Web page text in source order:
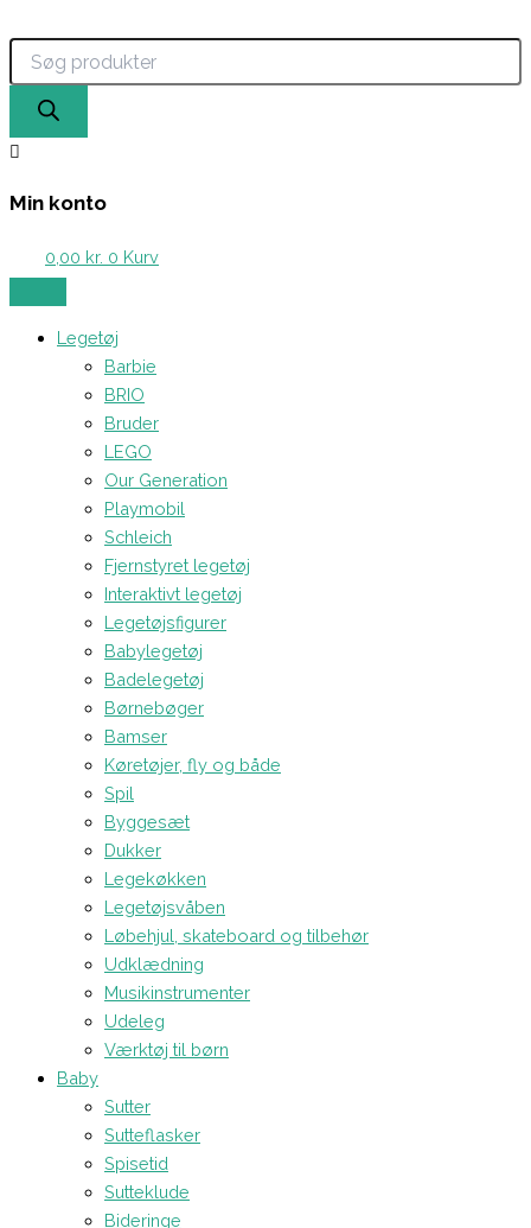
til
indholdet
search
Min konto
0,00 kr. 0 Kurv
Legetøj
Barbie
BRIO
Bruder
LEGO
Our Generation
Playmobil
Schleich
Fjernstyret legetøj
Interaktivt legetøj
Legetøjsfigurer
Babylegetøj
Badelegetøj
Børnebøger
Bamser
Køretøjer, fly og både
Spil
Byggesæt
Dukker
Legekøkken
Legetøjsvåben
Løbehjul, skateboard og tilbehør
Udklædning
Musikinstrumenter
Udeleg
Værktøj til børn
Baby
Sutter
Sutteflasker
Spisetid
Sutteklude
Bideringe